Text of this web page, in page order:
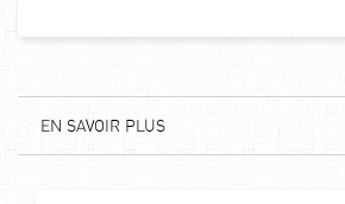
EN SAVOIR PLUS